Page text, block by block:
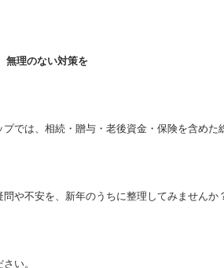
無理のない対策を
では、 相続・贈与・老後資金・保険を含めた
や不安を、新年のうちに整理してみませんか
い。